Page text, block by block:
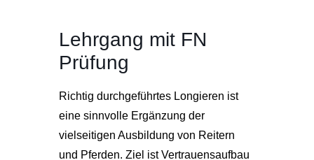
Lehrgang mit FN
Prüfung
Richtig durchgeführtes Longieren ist
eine sinnvolle Ergänzung der
vielseitigen Ausbildung von Reitern
und Pferden. Ziel ist Vertrauensaufbau